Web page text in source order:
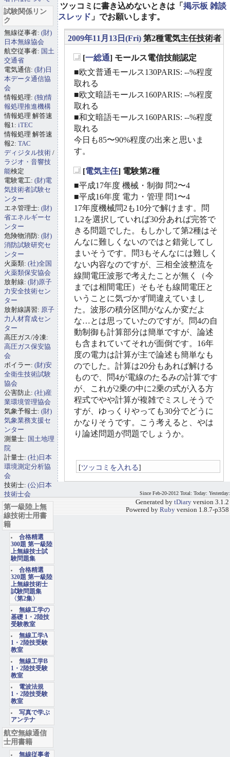
ツッコミに書き込めないときは「 掲示板 雑談
スレッド 」でお願いします。
2009年11月13日(Fri) 第2種電気主任技術者
[一総通] モールス電信技能認定
■欧文普通モールス130PARIS: --%程度
取れる
■欧文暗語モールス160PARIS: --%程度
取れる
■和文暗語モールス160PARIS: --%程度
取れる
今日も85〜90%程度の出来と思いま
す。
[電気主任] 電験第2種
■平成17年度 機械・制御 問2〜4
■平成16年度 電力・管理 問1〜4
17年度機械問2も10分で解けます。問
1,2を選択していれば30分あれば完答で
きる問題でした。もしかして第2種はそ
んなに難しくないのではと錯覚してし
まいそうです。問3もそんなには難しく
ない内容なのですが、三相全波整流を
線間電圧波形で考えたことが無く（今
までは相間電圧）そもそも線間電圧と
いうことに気づかず間違えていまし
た。波形の積分区間がなんか変だよ
な…とは思っていたのですが。問4の自
動制御も計算部分は簡単ですが、論述
も含まれていてそれが面倒です。16年
度の電力は計算が主で論述も簡単なも
のでした。計算は20分もあれば解ける
もので、問4が電線のたるみの計算です
が、これが2乗の中に2乗の式が入る方
程式でやや計算が複雑でミスしそうで
すが、ゆっくりやっても30分でどうに
かなりそうです。こう考えると、やは
り論述問題が問題でしょうか。
[ツッコミを入れる]
試験関係リン
ク
無線従事者: (財)
日本無線協会
航空従事者: 国土
交通省
電気通信: (財)日
本データ通信協
会
情報処理: (独)情
報処理推進機構
情報処理 解答速
報1: iTEC
情報処理 解答速
報2: TAC
ディジタル技術 /
ラジオ・音響技
能検定
電験電工: (財)電
気技術者試験セ
ンター
エネ管理士: (財)
省エネルギーセ
ンター
危険物消防: (財)
消防試験研究セ
ンター
火薬類: (社)全国
火薬類保安協会
放射線: (財)原子
力安全技術セン
ター
放射線講習: 原子
力人材育成セン
ター
高圧ガス/冷凍:
高圧ガス保安協
会
ボイラー: (財)安
全衛生技術試験
協会
公害防止: (社)産
業環境管理協会
気象予報士: (財)
気象業務支援セ
ンター
測量士: 国土地理
院
計量士: (社)日本
環境測定分析協
会
技術士: (公)日本
技術士会
第一級陸上無
線技術士用書
籍
合格精選
300題 第一級陸
上無線技士試
験問題集
合格精選
320題 第一級陸
上無線技術士
試験問題集
〈第2集〉
無線工学の
基礎 1・2陸技
受験教室
無線工学A
1・2陸技受験
教室
無線工学B
1・2陸技受験
教室
電波法規
1・2陸技受験
教室
写真で学ぶ
アンテナ
航空無線通信
士用書籍
無線従事者
Since Feb-20-2012 Total: Today: Yesterday:
Generated by tDiary version 3.1.2
Powered by Ruby version 1.8.7-p358